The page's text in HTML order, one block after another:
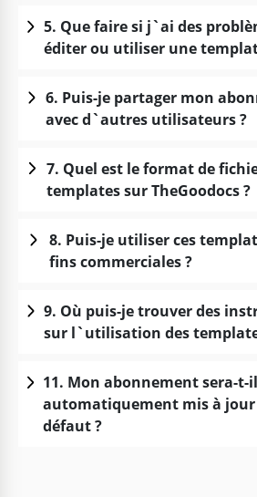
5. Que faire si j`ai des
éditer ou utiliser une
6. Puis-je partager mon
avec d`autres utilisateurs ?
7. Quel est le format de
templates sur TheGoodocs ?
8. Puis-je utiliser ces
fins commerciales ?
9. Où puis-je trouver des
sur l`utilisation des
11. Mon abonnement sera-t-il
automatiquement mis à
défaut ?